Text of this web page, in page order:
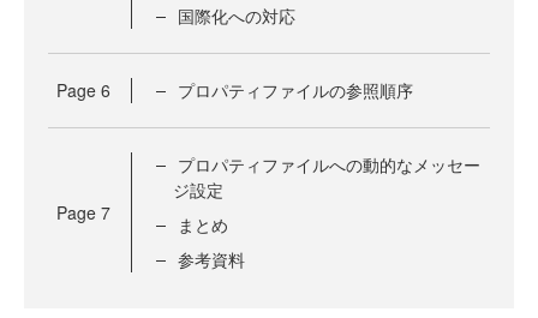
国際化への対応
Page 6 プロパティファイルの参照順序
Page 7
プロパティファイルへの動的なメッセー
ジ設定
まとめ
参考資料